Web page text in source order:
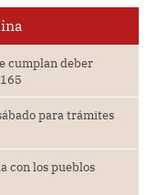
cumplan deber
para trámites
con los pueblos